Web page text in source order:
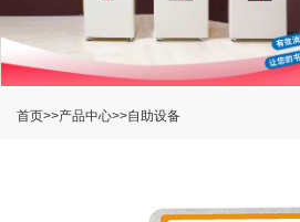
首页>>产品中心>>自助设备